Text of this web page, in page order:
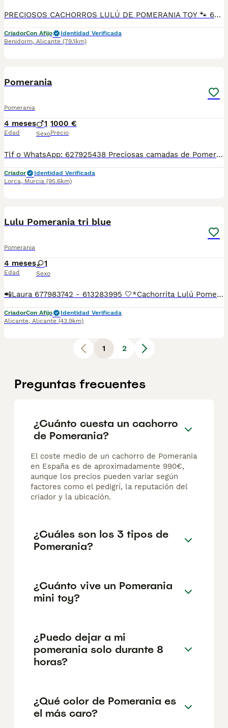
PRECIOSOS CACHORROS LULÚ DE POMERANIA TOY 🐾 604370339 Luxury Puppies Kennel Benidorm: ​Selección exclusiva de cachorros Pomerania de línea americana Auténticos peluches criados en ambiente familiar, con un pelo espectacular, denso y esponjoso. ​Colores disponibles: Blanco, crema, naranja y sable. ​Se entregan con: Vacunas al día, desparasitación interna/externa, cartilla sanitaria oficial y microchip. ​Garantías: Garantía vírica y genética por escrito. ​Hacemos envíos autorizados a toda España o recogida en mano. ¡Ven a verlos sin compromiso! Máxima seriedad. ​: pomerania toy, lulu de pomerania, pomerania mini, cachorros pomerania, pomerania blanco, comprar pomerania.
CriadorCon Afijo
Identidad Verificada
Benidorm, Alicante (79.1km)
Pomerania
Pomerania
4 meses
Edad
1
Sexo
1000 €
Precio
Tlf o WhatsApp: 627925438 Preciosas camadas de Pomerania, se entregan con minimo de dos meses y medio de edad y sus vacunas correspondientes, desparasitados interna y externamente, pasaporte y microchip, contrato de compra y garantia de salud. preferiblemente recogida en mano pero también podemos entregar en toda España mediante transporte de alta calidad preparado para animales y con chofer particular con posibilidad de pago contra reembolso Llámanos o háblanos por whats app.
Criador
Identidad Verificada
Lorca, Murcia (95.6km)
Lulu Pomerania tri blue
Pomerania
4 meses
Edad
1
Sexo
📲Laura 677983742 - 613283995 🤍*Cachorrita Lulú Pomerania toy triblue*🤍 ¿Buscas un nuevo compañero para tu hogar? ❤️ Tenemos preciosos cachorros listos para encontrar una familia responsable. ✅ Vacunados ✅ Desparasitados ✅ Cartilla sanitaria ✅ Garantías incluidas ✅ Máxima atención y cuidado Se hacen envíos a toda España: Andalucía: Almería, Cádiz, Córdoba, Granada, Huelva, Jaén, Málaga, Sevilla.Aragón: Huesca, Teruel, Zaragoza.Asturias: Oviedo.Baleares: Palma.Canarias: Las Palmas de Gran Canaria, Santa Cruz de Tenerife.Cantabria: Santander.Castilla-La Mancha: Albacete, Ciudad Real, Cuenca, Guadalajara, Toledo.Castilla y León: Ávila, Burgos, León, Palencia, Salamanca, Segovia, Soria, Valladolid, Zamora.Cataluña: Barcelona, Gerona (Girona), Lérida (Lleida), Tarragona.Comunidad Valenciana: Alicante, Castellón de la Plana, Valencia.Extremadura: Badajoz, Cáceres.Galicia: La Coruña (A Coruña), Lugo, Orense (Ourense), Pontevedra.La Rioja: Logroño.Madrid: Madrid.Murcia: Murcia.Navarra: Pamplona.País Vasco: Bilbao (Vizcaya), San Sebastián (Guipúzcoa), Vitoria (Álava). 🐾 Cachorros sanos, sociables y criados con mucho cariño. 📲 ¡Pregunta sin compromiso por disponibilidad, fotos y precios por mensaje privado!
CriadorCon Afijo
Identidad Verificada
Alicante, Alicante (43.9km)
1 2
Preguntas frecuentes
¿Cuánto cuesta un cachorro
de Pomerania?
El coste medio de un cachorro de Pomerania
en España es de aproximadamente 990€,
aunque los precios pueden variar según
factores como el pedigrí, la reputación del
criador y la ubicación.
¿Cuáles son los 3 tipos de
Pomerania?
¿Cuánto vive un Pomerania
mini toy?
¿Puedo dejar a mi
pomerania solo durante 8
horas?
¿Qué color de Pomerania es
el más caro?